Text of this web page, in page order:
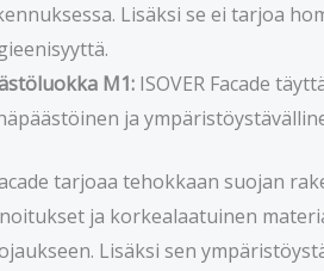
Lisäksi se ei tarjoa
M1: ISOVER Facade
ja
tarjoaa tehokkaan suojan
ja korkealaatuinen
Lisäksi sen